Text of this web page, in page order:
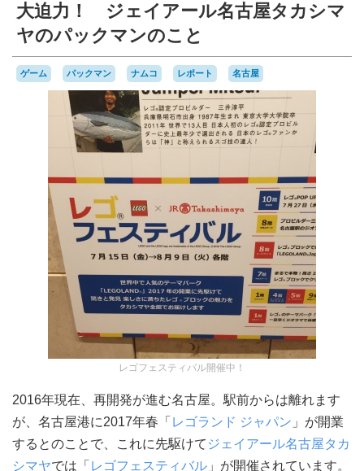
大迫力！ ジェイアール名古屋タカシマ
ヤのパックマンのこと
ゲーム パックマン ナムコ レポート 名古屋
レゴフェスティバル開催中！
2016年現在、再開発が進む名古屋。駅前からは離れます
が、名古屋港に2017年春「 レゴランド ジャパン 」が開業
するとのことで、これに先駆けて ジェイアール名古屋タカ
シマヤでは「 レゴフェスティバル 」が開催されています。